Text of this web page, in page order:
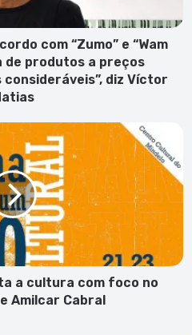
com “Zumo” e “Wam
de produtos a preços
diz Víctor
a cultura com foco no
Amilcar Cabral